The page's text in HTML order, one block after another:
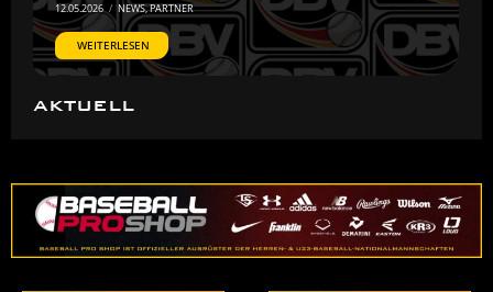
AKTUELL
12.05.2026 / NEWS,PARTNER
WEITERLESEN